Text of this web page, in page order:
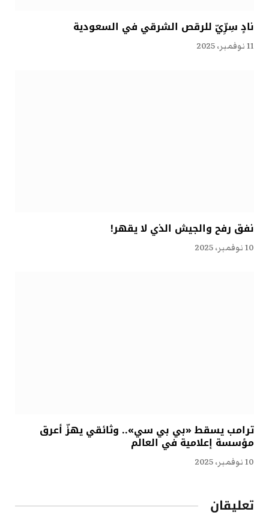
نادٍ سِرِّيّ للرقص الشرقي في السعودية
11 نوفمبر، 2025
نفق رفح والجيش الذي لا يقهر!
10 نوفمبر، 2025
ترامب يسقط «بي بي سي».. وثائقي يهزّ أعرق
مؤسسة إعلامية في العالم
10 نوفمبر، 2025
تعليقان